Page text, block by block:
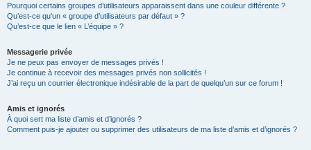
Pourquoi certains groupes d’utilisateurs apparaissent dans une couleur différente ?
Qu’est-ce qu’un « groupe d’utilisateurs par défaut » ?
Qu’est-ce que le lien « L’équipe » ?
Messagerie privée
Je ne peux pas envoyer de messages privés !
Je continue à recevoir des messages privés non sollicités !
J’ai reçu un courrier électronique indésirable de la part de quelqu’un sur ce forum !
Amis et ignorés
À quoi sert ma liste d’amis et d’ignorés ?
Comment puis-je ajouter ou supprimer des utilisateurs de ma liste d’amis et d’ignorés ?